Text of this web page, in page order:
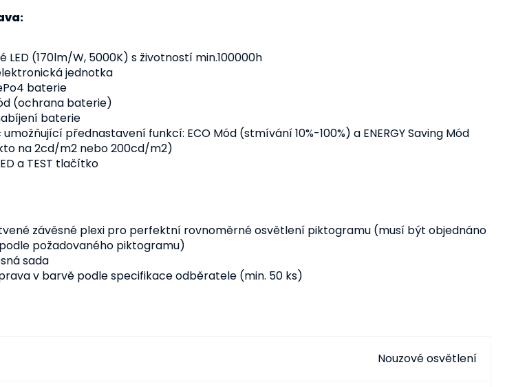
LED (170lm/W, 5000K) s životností min.100000h
jednotka
baterie
(ochrana baterie)
baterie
přednastavení funkcí: ECO Mód (stmívání 10%-100%) a ENERGY Saving Mód
na 2cd/m2 nebo 200cd/m2)
a TEST tlačítko
závěsné plexi pro perfektní rovnoměrné osvětlení piktogramu (musí být objednáno
požadovaného piktogramu)
sada
v barvě podle specifikace odběratele (min. 50 ks)
Nouzové osvětlení